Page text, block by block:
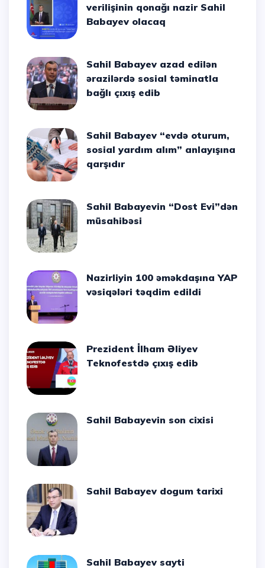
verilişinin qonağı nazir Sahil
Babayev olacaq
Sahil Babayev azad edilən
ərazilərdə sosial təminatla
bağlı çıxış edib
Sahil Babayev “evdə oturum,
sosial yardım alım” anlayışına
qarşıdır
Sahil Babayevin “Dost Evi”dən
müsahibəsi
Nazirliyin 100 əməkdaşına YAP
vəsiqələri təqdim edildi
Prezident İlham Əliyev
Teknofestdə çıxış edib
Sahil Babayevin son cixisi
Sahil Babayev dogum tarixi
Sahil Babayev sayti